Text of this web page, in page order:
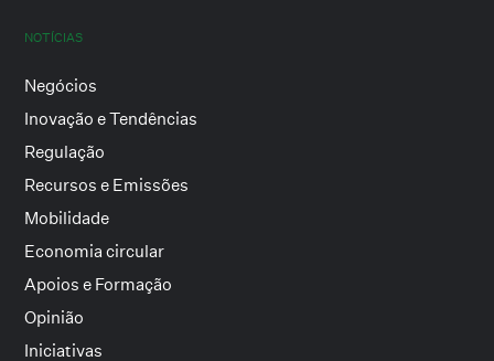
NOTÍCIAS
Negócios
Inovação e Tendências
Regulação
Recursos e Emissões
Mobilidade
Economia circular
Apoios e Formação
Opinião
Iniciativas